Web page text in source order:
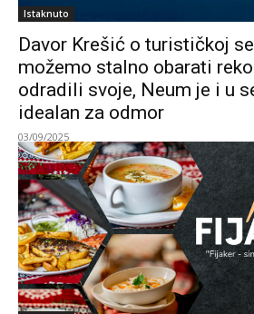
Istaknuto
Davor Krešić o turističkoj
možemo stalno obarati
odradili svoje, Neum je i u
idealan za odmor
03/09/2025